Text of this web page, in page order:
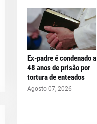
Ex-padre é condenado a
48 anos de prisão por
tortura de enteados
Agosto 07, 2026